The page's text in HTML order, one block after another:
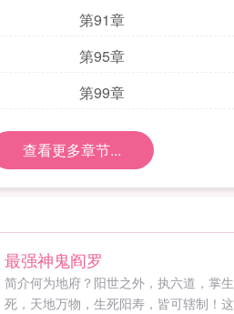
第91章
第95章
第99章
查看更多章节...
最强神鬼阎罗
简介何为地府？阳世之外，执六道，掌生
死，天地万物，生死阳寿，皆可辖制！这